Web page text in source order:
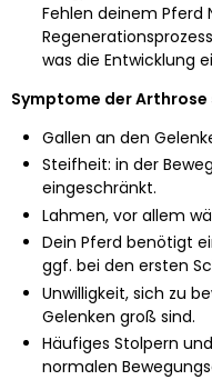
Fehlen deinem Pferd
was die Entwicklung
Symptome der Arthrose
Gallen an den
Steifheit: in der
eingeschränkt.
Lahmen, vor allem
Dein Pferd benötigt
ggf. bei den ersten
Unwilligkeit, sich zu
Gelenken groß sind.
Häufiges Stolpern
normalen